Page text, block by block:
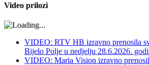
Video prilozi
VIDEO: RTV HB izravno prenosila
Bijelo Polje u nedjelju 28.6.2026.
VIDEO: Maria Vision izravno